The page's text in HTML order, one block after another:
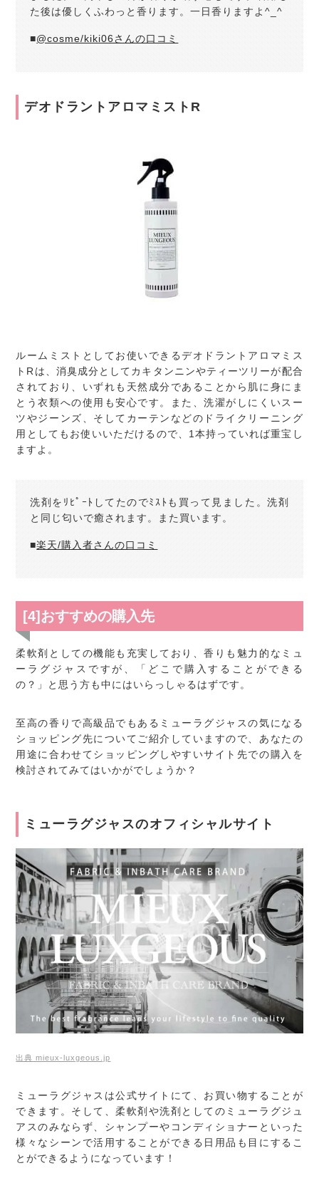
た後は優しくふわっと香ります。一日香りますよ^_^
■@cosme/kiki06さんの口コミ
デオドラントアロマミストR
ルームミストとしてお使いできるデオドラントアロマミス
トRは、消臭成分としてカキタンニンやティーツリーが配合
されており、いずれも天然成分であることから肌に身にま
とう衣類への使用も安心です。また、洗濯がしにくいスー
ツやジーンズ、そしてカーテンなどのドライクリーニング
用としてもお使いいただけるので、1本持っていれば重宝し
ますよ。
洗剤をﾘﾋﾟｰﾄしてたのでﾐｽﾄも買って見ました。洗剤
と同じ匂いで癒されます。また買います。
■楽天/購入者さんの口コミ
[4]おすすめの購入先
柔軟剤としての機能も充実しており、香りも魅力的なミュ
ーラグジャスですが、「どこで購入することができる
の？」と思う方も中にはいらっしゃるはずです。
至高の香りで高級品でもあるミューラグジャスの気になる
ショッピング先についてご紹介していますので、あなたの
用途に合わせてショッピングしやすいサイト先での購入を
検討されてみてはいかがでしょうか？
ミューラグジャスのオフィシャルサイト
出典 mieux-luxgeous.jp
ミューラグジャスは公式サイトにて、お買い物することが
できます。そして、柔軟剤や洗剤としてのミューラグジュ
アスのみならず、シャンプーやコンディショナーといった
様々なシーンで活用することができる日用品も目にするこ
とができるようになっています！